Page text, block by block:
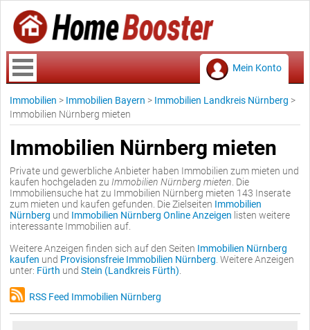
Mein Konto
Immobilien > Immobilien Bayern > Immobilien Landkreis Nürnberg >
Immobilien Nürnberg mieten
Immobilien Nürnberg mieten
Private und gewerbliche Anbieter haben Immobilien zum mieten und
kaufen hochgeladen zu Immobilien Nürnberg mieten . Die
Immobiliensuche hat zu Immobilien Nürnberg mieten 143 Inserate
zum mieten und kaufen gefunden. Die Zielseiten Immobilien
Nürnberg und Immobilien Nürnberg Online Anzeigen listen weitere
interessante Immobilien auf.
Weitere Anzeigen finden sich auf den Seiten Immobilien Nürnberg
kaufen und Provisionsfreie Immobilien Nürnberg . Weitere Anzeigen
unter: Fürth und Stein (Landkreis Fürth)
RSS Feed Immobilien Nürnberg